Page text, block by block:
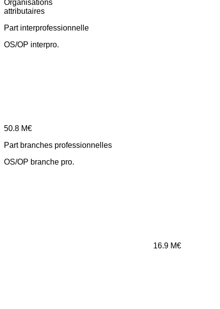
Organisations
attributaires
Part interprofessionnelle
OS/OP interpro.
50.8 M€
Part branches professionnelles
OS/OP branche pro.
16.9 M€